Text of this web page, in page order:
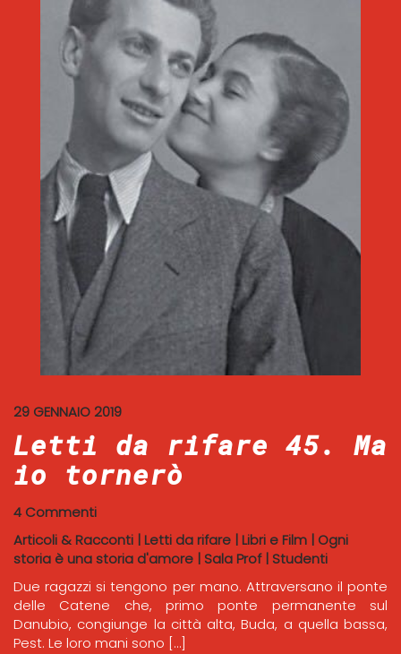
29 GENNAIO 2019
Letti da rifare 45. Ma
io tornerò
4 Commenti
Articoli & Racconti | Letti da rifare | Libri e Film | Ogni
storia è una storia d'amore | Sala Prof| Studenti
Due ragazzi si tengono per mano. Attraversano il ponte
delle Catene che, primo ponte permanente sul
Danubio, congiunge la città alta, Buda, a quella bassa,
Pest. Le loro mani sono […]